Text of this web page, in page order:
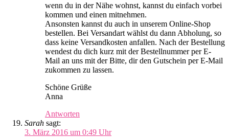
wenn du in der Nähe wohnst, kannst du einfach vorbei
kommen und einen mitnehmen.
Ansonsten kannst du auch in unserem Online-Shop
bestellen. Bei Versandart wählst du dann Abholung, so
dass keine Versandkosten anfallen. Nach der Bestellung
wendest du dich kurz mit der Bestellnummer per E-
Mail an uns mit der Bitte, dir den Gutschein per E-Mail
zukommen zu lassen.
Schöne Grüße
Anna
Antworten
Sarah sagt:
3. März 2016 um 0:49 Uhr